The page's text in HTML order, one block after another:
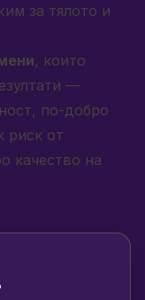
за тялото и
, които
—
по-добро
риск от
качество на